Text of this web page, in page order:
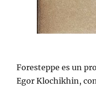
Foresteppe es un
Egor Klochikhin,